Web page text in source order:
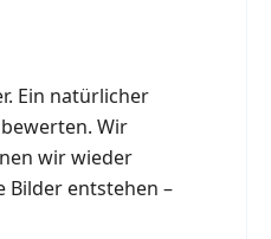
Ein natürlicher
Wir
wir wieder
Bilder entstehen –